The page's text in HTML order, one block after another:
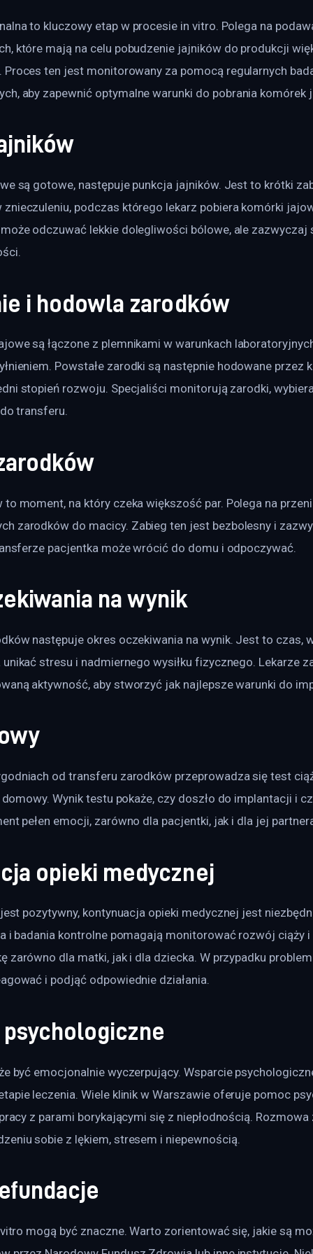
to kluczowy etap w procesie in vitro. Polega na
które mają na celu pobudzenie jajników do produkcji
ten jest monitorowany za pomocą regularnych
aby zapewnić optymalne warunki do pobrania komórek
są gotowe, następuje punkcja jajników. Jest to krótki
znieczuleniu, podczas którego lekarz pobiera komórki
odczuwać lekkie dolegliwości bólowe, ale
i hodowla zarodków
są łączone z plemnikami w warunkach
Powstałe zarodki są następnie hodowane przez
stopień rozwoju. Specjaliści monitorują zarodki,
transferu.
moment, na który czeka większość par. Polega na
zarodków do macicy. Zabieg ten jest bezbolesny i
pacjentka może wrócić do domu i odpoczywać.
na wynik
następuje okres oczekiwania na wynik. Jest to czas,
stresu i nadmiernego wysiłku fizycznego. Lekarze
aktywność, aby stworzyć jak najlepsze warunki do
od transferu zarodków przeprowadza się test
Wynik testu pokaże, czy doszło do implantacji i
pełen emocji, zarówno dla pacjentki, jak i dla jej
opieki medycznej
pozytywny, kontynuacja opieki medycznej jest
i badania kontrolne pomagają monitorować rozwój ciąży
zarówno dla matki, jak i dla dziecka. W przypadku
i podjąć odpowiednie działania.
być emocjonalnie wyczerpujący. Wsparcie
leczenia. Wiele klinik w Warszawie oferuje pomoc
z parami borykającymi się z niepłodnością.
sobie z lękiem, stresem i niepewnością.
mogą być znaczne. Warto zorientować się, jakie są